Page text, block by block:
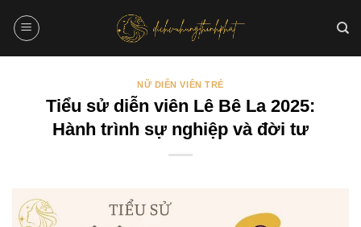
qua
NỮ DIỄN VIÊN TRẺ
Tiểu sử diễn viên Lê Bê La 2025:
Hành trình sự nghiệp và đời tư